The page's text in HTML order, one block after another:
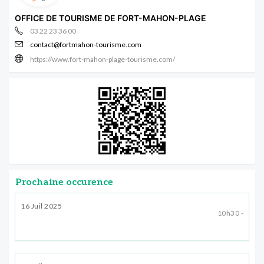
OFFICE DE TOURISME DE FORT-MAHON-PLAGE
03 22 23 36 00
contact@fortmahon-tourisme.com
https://www.fort-mahon-plage-tourisme.com/
Prochaine occurence
16 Juil 2025
10h30 -